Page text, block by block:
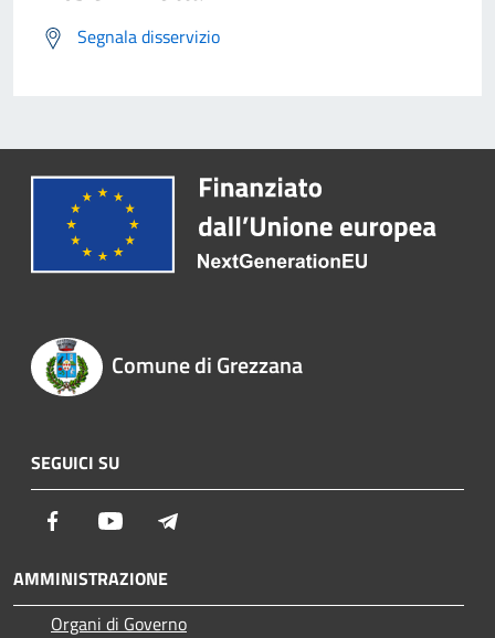
Segnala disservizio
Comune di Grezzana
SEGUICI SU
Facebook Youtube
AMMINISTRAZIONE
Organi di Governo